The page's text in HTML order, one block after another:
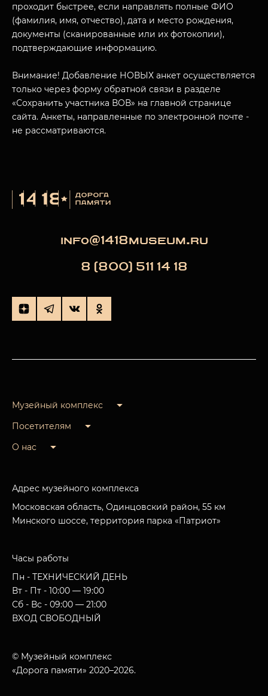
проходит быстрее, если направлять полные ФИО
(фамилия, имя, отчество), дата и место рождения,
документы (сканированные или их фотокопии),
подтверждающие информацию.
Внимание! Добавление НОВЫХ анкет осуществляется
только через форму обратной связи в разделе
«Сохранить участника ВОВ» на главной странице
сайта. Анкеты, направленные по электронной почте -
не рассматриваются.
info@1418museum.ru
8 (800) 511 14 18
Музейный комплекс
Посетителям
О нас
Адрес музейного комплекса
Московская область, Одинцовский район, 55 км
Минского шоссе, территория парка «Патриот»
Часы работы
Пн - ТЕХНИЧЕСКИЙ ДЕНЬ
Вт - Пт - 10:00 — 19:00
Сб - Вс - 09:00 — 21:00
ВХОД СВОБОДНЫЙ
© Музейный комплекс
«Дорога памяти» 2020–2026.